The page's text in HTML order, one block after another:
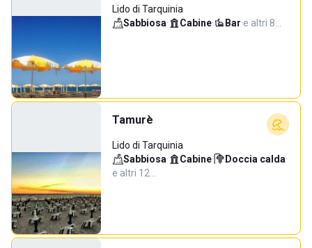
Lido di Tarquinia
Sabbiosa· Cabine· Bar·e altri 8…
Tamurè
Lido di Tarquinia
Sabbiosa· Cabine· Doccia calda·
e altri 12…